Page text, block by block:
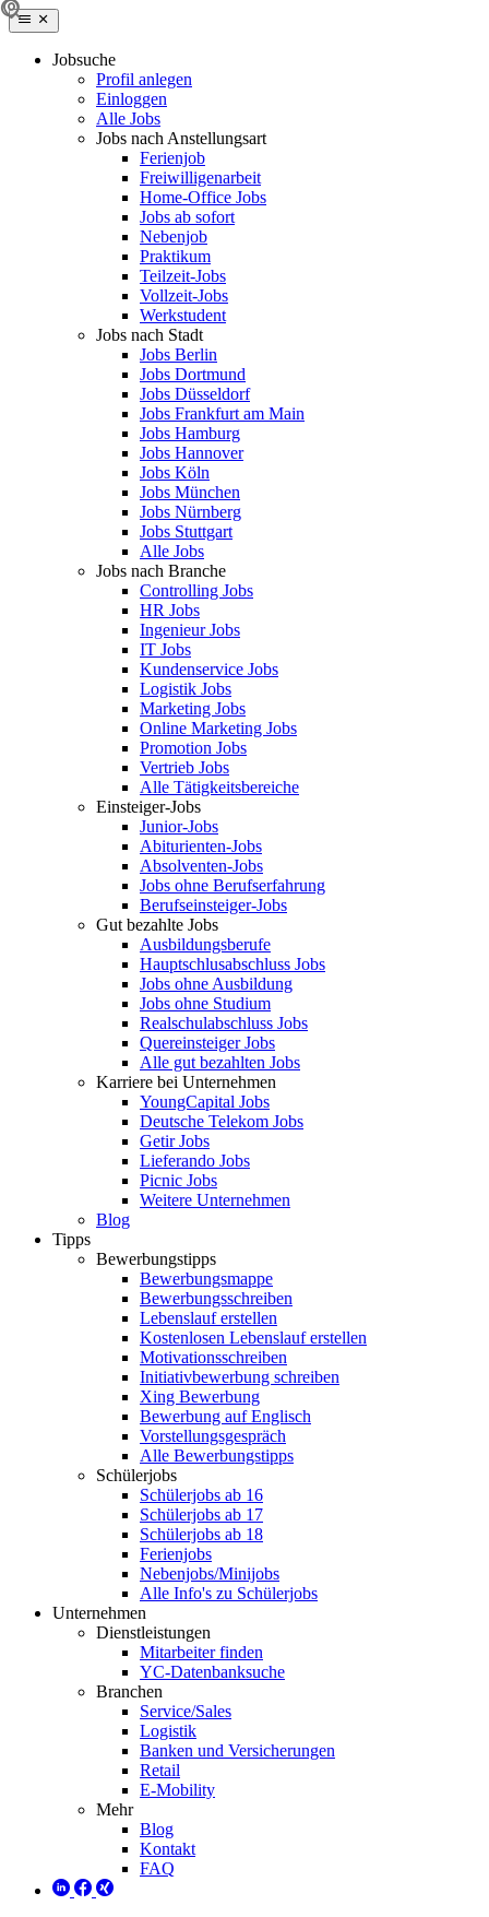
Jobsuche
Profil anlegen
Einloggen
Alle Jobs
Jobs nach Anstellungsart
Ferienjob
Freiwilligenarbeit
Home-Office Jobs
Jobs ab sofort
Nebenjob
Praktikum
Teilzeit-Jobs
Vollzeit-Jobs
Werkstudent
Jobs nach Stadt
Jobs Berlin
Jobs Dortmund
Jobs Düsseldorf
Jobs Frankfurt am Main
Jobs Hamburg
Jobs Hannover
Jobs Köln
Jobs München
Jobs Nürnberg
Jobs Stuttgart
Alle Jobs
Jobs nach Branche
Controlling Jobs
HR Jobs
Ingenieur Jobs
IT Jobs
Kundenservice Jobs
Logistik Jobs
Marketing Jobs
Online Marketing Jobs
Promotion Jobs
Vertrieb Jobs
Alle Tätigkeitsbereiche
Einsteiger-Jobs
Junior-Jobs
Abiturienten-Jobs
Absolventen-Jobs
Jobs ohne Berufserfahrung
Berufseinsteiger-Jobs
Gut bezahlte Jobs
Ausbildungsberufe
Hauptschlusabschluss Jobs
Jobs ohne Ausbildung
Jobs ohne Studium
Realschulabschluss Jobs
Quereinsteiger Jobs
Alle gut bezahlten Jobs
Karriere bei Unternehmen
YoungCapital Jobs
Deutsche Telekom Jobs
Getir Jobs
Lieferando Jobs
Picnic Jobs
Weitere Unternehmen
Blog
Tipps
Bewerbungstipps
Bewerbungsmappe
Bewerbungsschreiben
Lebenslauf erstellen
Kostenlosen Lebenslauf erstellen
Motivationsschreiben
Initiativbewerbung schreiben
Xing Bewerbung
Bewerbung auf Englisch
Vorstellungsgespräch
Alle Bewerbungstipps
Schülerjobs
Schülerjobs ab 16
Schülerjobs ab 17
Schülerjobs ab 18
Ferienjobs
Nebenjobs/Minijobs
Alle Info's zu Schülerjobs
Unternehmen
Dienstleistungen
Mitarbeiter finden
YC-Datenbanksuche
Branchen
Service/Sales
Logistik
Banken und Versicherungen
Retail
E-Mobility
Mehr
Blog
Kontakt
FAQ